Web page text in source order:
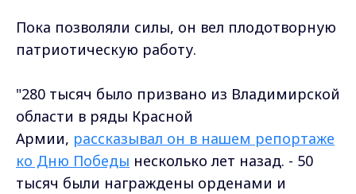
Пока позволяли силы, он вел плодотворную
патриотическую работу.
"280 тысяч было призвано из Владимирской
области в ряды Красной
Армии, рассказывал он в нашем репортаже
ко Дню Победы несколько лет назад. - 50
тысяч были награждены орденами и